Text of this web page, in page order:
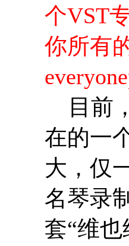
个VST
你所有
目前
在的一
大，仅
名琴录
套“维